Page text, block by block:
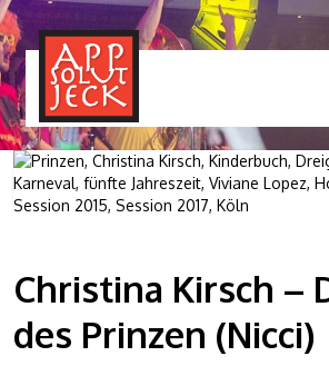
Christina Kirsch –
des Prinzen (Nicci)